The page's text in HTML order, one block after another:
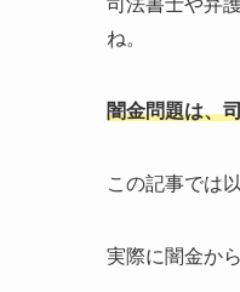
ね。
闇金問題は、
この記事では
実際に闇金か